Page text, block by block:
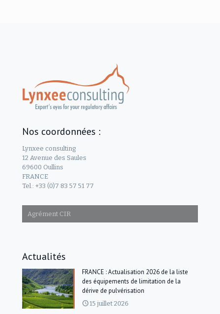
Nos coordonnées :
Lynxee consulting
12 Avenue des Saules
69600 Oullins
FRANCE
Tel.: +33 (0)7 83 57 51 77
Agrément CIR
Actualités
FRANCE : Actualisation 2026 de la liste
des équipements de limitation de la
dérive de pulvérisation
15 juillet 2026